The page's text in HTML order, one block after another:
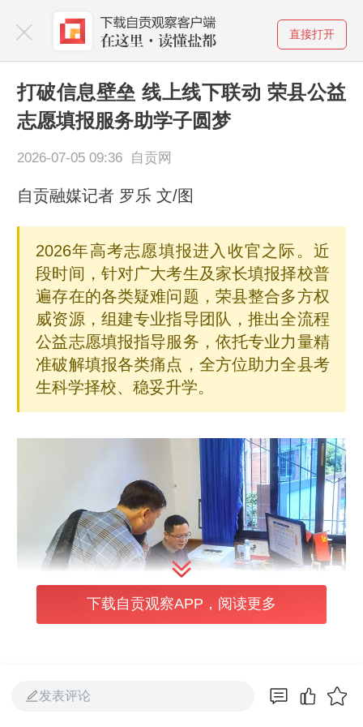
直接打开
打破信息壁垒 线上线下联动 荣县公益
志愿填报服务助学子圆梦
2026-07-05 09:36 自贡网
自贡融媒记者 罗乐 文/图
2026年高考志愿填报进入收官之际。近
段时间，针对广大考生及家长填报择校普
遍存在的各类疑难问题，荣县整合多方权
威资源，组建专业指导团队，推出全流程
公益志愿填报指导服务，依托专业力量精
准破解填报各类痛点，全方位助力全县考
生科学择校、稳妥升学。
7月4日，记者在荣县教育考试中心采访时了解
下载自贡观察APP，阅读更多
发表评论